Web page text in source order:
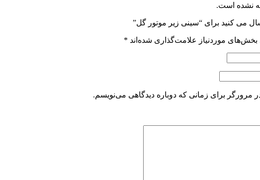
نشده است.
می کنید برای “سینی زیر موتور گل”
بخش‌های موردنیاز علامت‌گذاری شده‌اند *
مرورگر برای زمانی که دوباره دیدگاهی می‌نویسم.